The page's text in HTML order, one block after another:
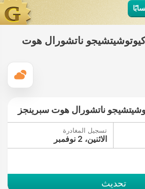
كيوتوشيتشيجو ناتشورال هوت
ناتشورال هوت سبرينجز
تسجيل المغادرة
الاثنين، 2 نوفمبر
تحديث